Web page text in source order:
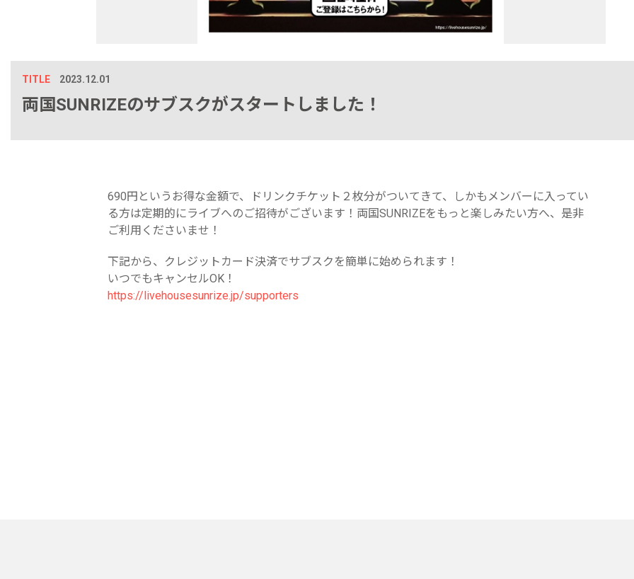
TITLE 2023.12.01
両国SUNRIZEのサブスクがスタートしました！
690円というお得な金額で、ドリンクチケット２枚分がついてきて、しかもメンバーに入ってい
る方は定期的にライブへのご招待がございます！両国SUNRIZEをもっと楽しみたい方へ、是非
ご利用くださいませ！
下記から、クレジットカード決済でサブスクを簡単に始められます！
いつでもキャンセルOK！
https://livehousesunrize.jp/supporters